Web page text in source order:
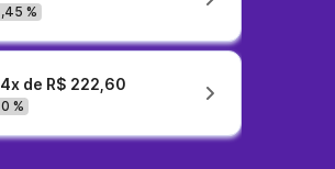
%
de R$ 222,60
%